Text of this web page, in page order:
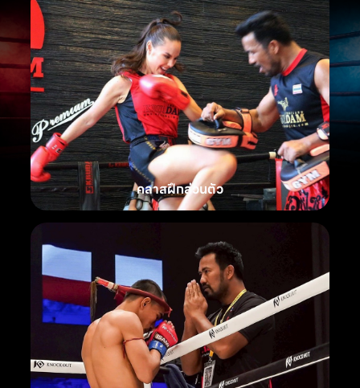
คลาสฝึกส่วนตัว